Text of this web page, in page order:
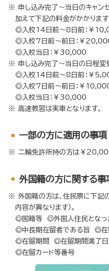
申し込み完了～当日のキャン
加えて下記の料金がかかります
◎入校14日前～8日前：￥
◎入校7日前～前日：￥
◎入校当日：￥30,000
申し込み完了～当日の日程変
◎入校14日前～8日前：￥
◎入校7日前～前日：￥
◎入校当日：￥30,000
高速教習は実車となります。
⼀部の方に適用の事項
二輪免許所持の方は￥
外国籍の方に関する事
外国籍の方は、住民票に下記
内容が異なります）。
◎国籍等 ◎外国人住民となっ
◎中長期在留者である旨 ◎在
◎在留期間 ◎在留期間満了日
◎在留カード等番号